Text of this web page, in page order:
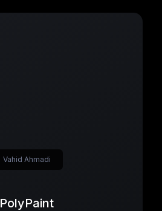
PolyPaint
Vahid Ahmadi